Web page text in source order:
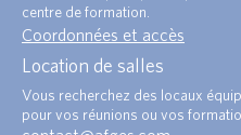
centre de formation.
Coordonnées et accès
Location de salles
Vous recherchez des locaux
pour vos réunions ou vos